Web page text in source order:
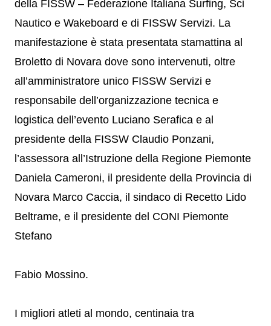
della FISSW – Federazione Italiana Surfing, Sci
Nautico e Wakeboard e di FISSW Servizi. La
manifestazione è stata presentata stamattina al
Broletto di Novara dove sono intervenuti, oltre
all’amministratore unico FISSW Servizi e
responsabile dell’organizzazione tecnica e
logistica dell’evento Luciano Serafica e al
presidente della FISSW Claudio Ponzani,
l’assessora all’Istruzione della Regione Piemonte
Daniela Cameroni, il presidente della Provincia di
Novara Marco Caccia, il sindaco di Recetto Lido
Beltrame, e il presidente del CONI Piemonte
Stefano
Fabio Mossino.
I migliori atleti al mondo, centinaia tra